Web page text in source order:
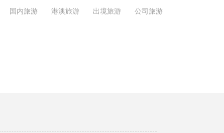
国内旅游 港澳旅游 出境旅游 公司旅游